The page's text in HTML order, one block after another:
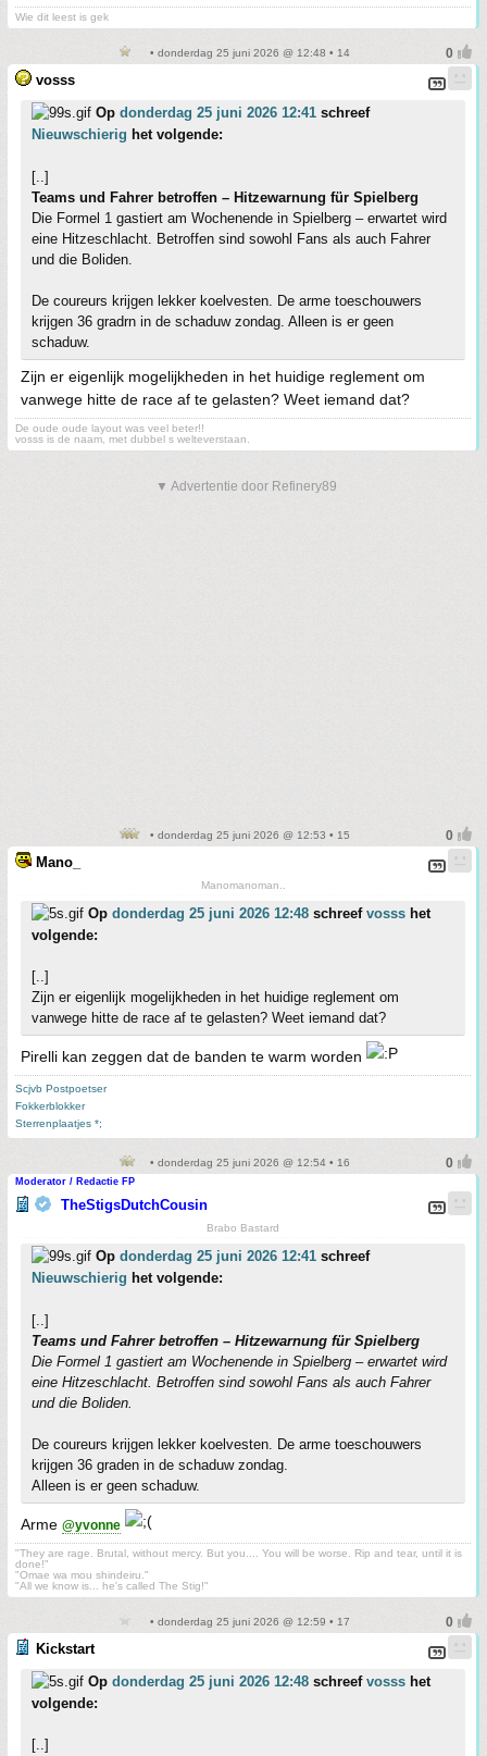
Wie dit leest is gek
• donderdag 25 juni 2026 @ 12:48 • 14
vosss
Op donderdag 25 juni 2026 12:41 schreef
Nieuwschierig het volgende:
[..]
Teams und Fahrer betroffen – Hitzewarnung für Spielberg
Die Formel 1 gastiert am Wochenende in Spielberg – erwartet wird
eine Hitzeschlacht. Betroffen sind sowohl Fans als auch Fahrer
und die Boliden.
De coureurs krijgen lekker koelvesten. De arme toeschouwers
krijgen 36 gradrn in de schaduw zondag. Alleen is er geen
schaduw.
Zijn er eigenlijk mogelijkheden in het huidige reglement om
vanwege hitte de race af te gelasten? Weet iemand dat?
De oude oude layout was veel beter!!
vosss is de naam, met dubbel s welteverstaan.
▼ Advertentie door Refinery89
• donderdag 25 juni 2026 @ 12:53 • 15
Mano_
Manomanoman..
Op donderdag 25 juni 2026 12:48 schreef vosss het
volgende:
[..]
Zijn er eigenlijk mogelijkheden in het huidige reglement om
vanwege hitte de race af te gelasten? Weet iemand dat?
Pirelli kan zeggen dat de banden te warm worden
Scjvb Postpoetser
Fokkerblokker
Sterrenplaatjes *;
• donderdag 25 juni 2026 @ 12:54 • 16
Moderator / Redactie FP
TheStigsDutchCousin
Brabo Bastard
Op donderdag 25 juni 2026 12:41 schreef
Nieuwschierig het volgende:
[..]
Teams und Fahrer betroffen – Hitzewarnung für Spielberg
Die Formel 1 gastiert am Wochenende in Spielberg – erwartet wird
eine Hitzeschlacht. Betroffen sind sowohl Fans als auch Fahrer
und die Boliden.
De coureurs krijgen lekker koelvesten. De arme toeschouwers
krijgen 36 graden in de schaduw zondag.
Alleen is er geen schaduw.
Arme @yvonne
"They are rage. Brutal, without mercy. But you.... You will be worse. Rip and tear, until it is
done!"
"Omae wa mou shindeiru."
"All we know is... he's called The Stig!"
• donderdag 25 juni 2026 @ 12:59 • 17
Kickstart
Op donderdag 25 juni 2026 12:48 schreef vosss het
volgende:
[..]